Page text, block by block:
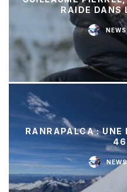
RAIDE DANS
NEWS
RANRAPALCA : UNE
NEWS